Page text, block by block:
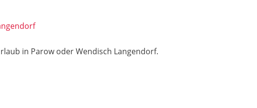
in Parow oder Wendisch Langendorf.